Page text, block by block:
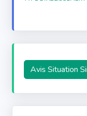
Avis Situation